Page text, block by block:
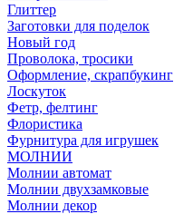
Глиттер
Заготовки для поделок
Новый год
Проволока, тросики
Оформление, скрапбукинг
Лоскуток
Фетр, фелтинг
Флористика
Фурнитура для игрушек
МОЛНИИ
Молнии автомат
Молнии двухзамковые
Молнии декор